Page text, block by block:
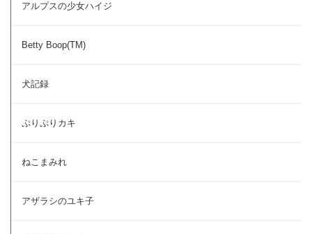
アルプスの少女ハイジ
Betty Boop(TM)
犬記録
ぷりぷりカキ
ねこまみれ
アザラシのユキ子